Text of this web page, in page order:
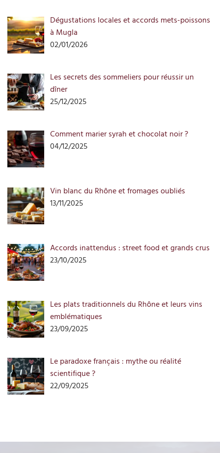
Dégustations locales et accords mets-poissons
à Mugla
02/01/2026
Les secrets des sommeliers pour réussir un
dîner
25/12/2025
Comment marier syrah et chocolat noir ?
04/12/2025
Vin blanc du Rhône et fromages oubliés
13/11/2025
Accords inattendus : street food et grands crus
23/10/2025
Les plats traditionnels du Rhône et leurs vins
emblématiques
23/09/2025
Le paradoxe français : mythe ou réalité
scientifique ?
22/09/2025